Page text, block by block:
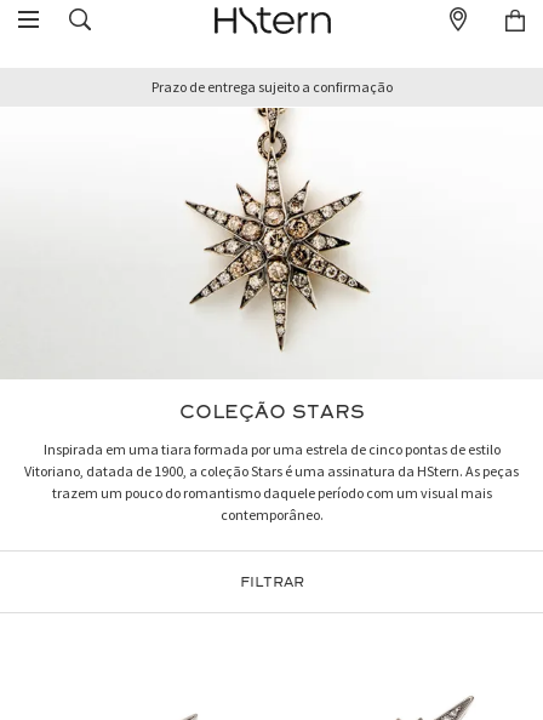
Prazo de entrega sujeito a confirmação
COLEÇÃO STARS
Inspirada em uma tiara formada por uma estrela de cinco pontas de estilo
Vitoriano, datada de 1900, a coleção Stars é uma assinatura da HStern. As peças
trazem um pouco do romantismo daquele período com um visual mais
contemporâneo.
FILTRAR